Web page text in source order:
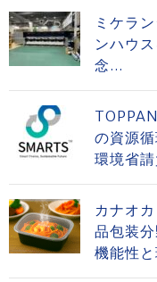
ミケラ
ンハウ
念...
の資源
環境省
カナオ
品包装
機能性